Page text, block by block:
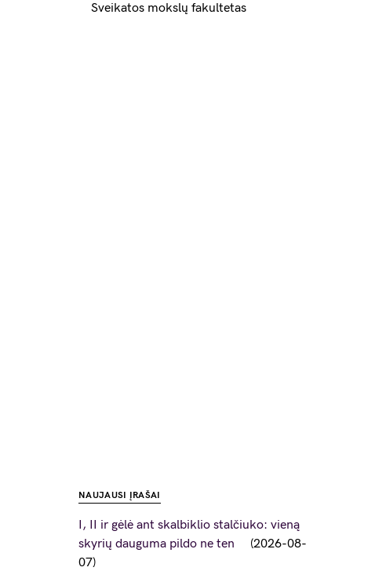
Sveikatos mokslų fakultetas
NAUJAUSI ĮRAŠAI
I, II ir gėlė ant skalbiklio stalčiuko: vieną
skyrių dauguma pildo ne ten
2026-08-
07